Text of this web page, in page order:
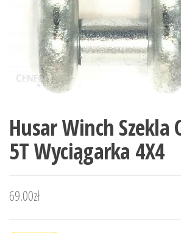
Husar Winch Szekla
5T Wyciągarka 4X4
69.00zł